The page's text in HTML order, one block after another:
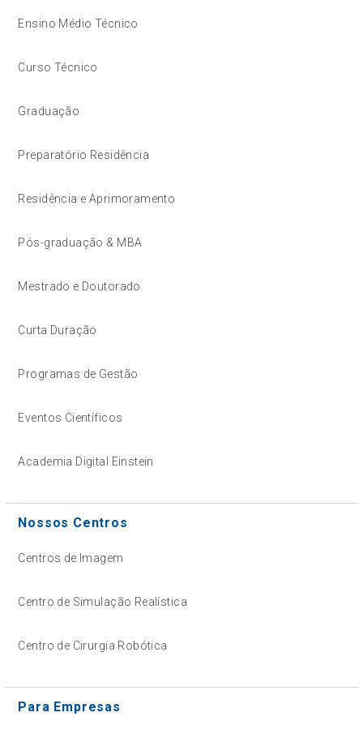
Ensino Médio Técnico
Curso Técnico
Graduação
Preparatório Residência
Residência e Aprimoramento
Pós-graduação & MBA
Mestrado e Doutorado
Curta Duração
Programas de Gestão
Eventos Científicos
Academia Digital Einstein
Nossos Centros
Centros de Imagem
Centro de Simulação Realística
Centro de Cirurgia Robótica
Para Empresas